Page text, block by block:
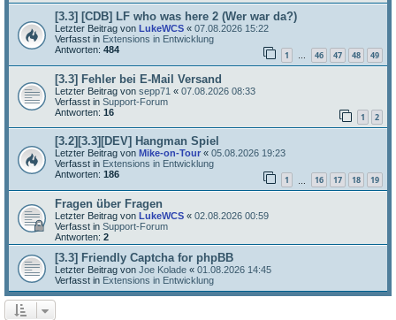
[3.3] [CDB] LF who was here 2 (Wer war da?)
Letzter Beitrag von LukeWCS « 07.08.2026 15:22
Verfasst in Extensions in Entwicklung
Antworten: 484 1 … 46 47 48 49
[3.3] Fehler bei E-Mail Versand
Letzter Beitrag von sepp71 « 07.08.2026 08:33
Verfasst in Support-Forum
Antworten: 16 1 2
[3.2][3.3][DEV] Hangman Spiel
Letzter Beitrag von Mike-on-Tour « 05.08.2026 19:23
Verfasst in Extensions in Entwicklung
Antworten: 186 1 16 17 18 19
Fragen über Fragen
Letzter Beitrag von LukeWCS « 02.08.2026 00:59
Verfasst in Support-Forum
Antworten: 2
[3.3] Friendly Captcha for phpBB
Letzter Beitrag von Joe Kolade « 01.08.2026 14:45
Verfasst in Extensions in Entwicklung